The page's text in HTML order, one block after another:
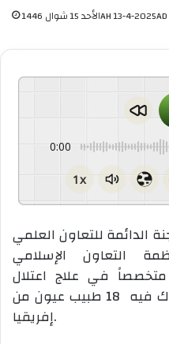
الأحد 15 شوال 1446AH 13-4-2025AD
0:00
1x
الدائمة للتعاون العلمي
التعاون الإسلامي
متخصصاً في علاج اعتلال
الشبكية السكري والزَرَق، شارك فيه 18 طبيب عيون من
إفريقيا.